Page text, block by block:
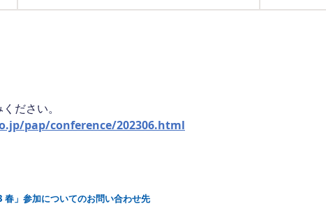
ださい。
pap/conference/202306.html
春」参加についてのお問い合わせ先